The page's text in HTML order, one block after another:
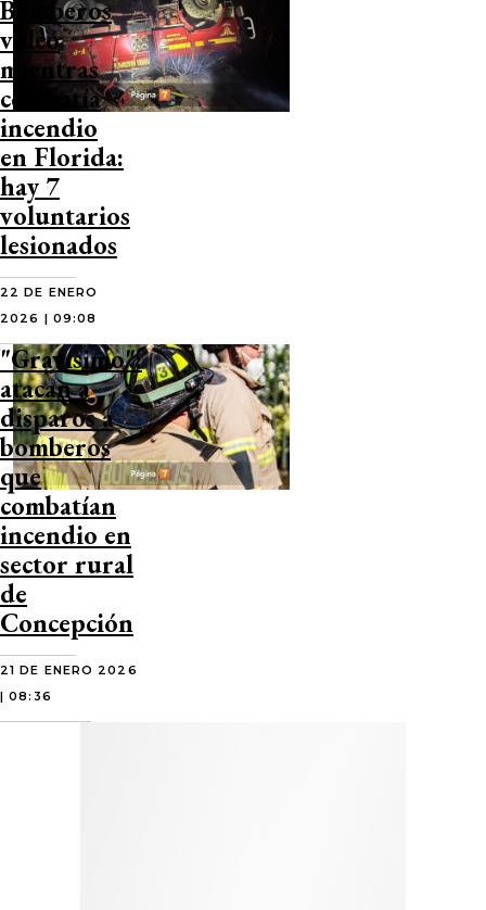
Bomberos
volcó
mientras
combatía
incendio
en Florida:
hay 7
voluntarios
lesionados
22 DE ENERO
2026 | 09:08
"Gravísimo":
atacan a
disparos a
bomberos
que
combatían
incendio en
sector rural
de
Concepción
21 DE ENERO 2026
| 08:36